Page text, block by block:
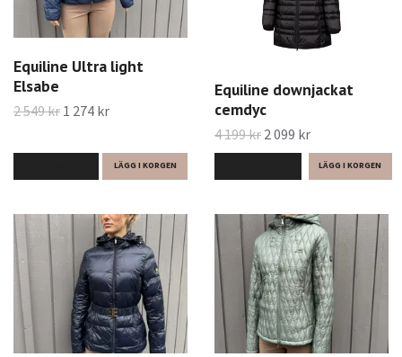
Equiline Ultra light
Elsabe
2 549 kr 1 274 kr
LÄGG I KORGEN
Equiline downjackat
cemdyc
4 199 kr 2 099 kr